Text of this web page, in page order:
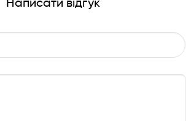
Написати відгук